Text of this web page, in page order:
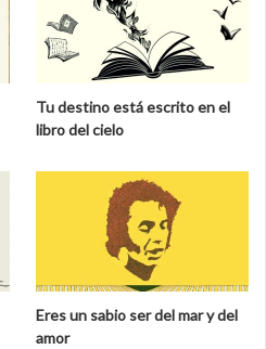
Tu destino está escrito en el
libro del cielo
Eres un sabio ser del mar y del
amor